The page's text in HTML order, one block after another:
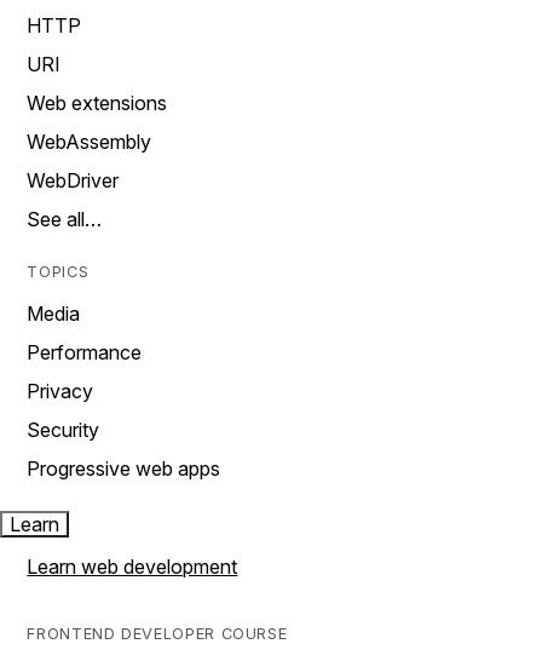
HTTP
URI
Web extensions
WebAssembly
WebDriver
See all…
TOPICS
Media
Performance
Privacy
Security
Progressive web apps
Learn
Learn web development
FRONTEND DEVELOPER COURSE